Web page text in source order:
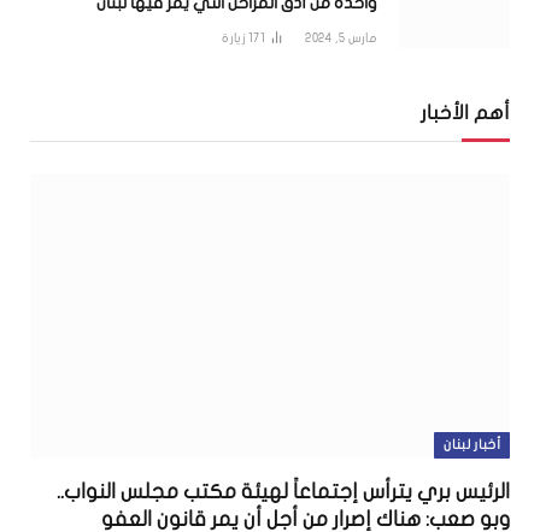
مارس 5, 2024 171 زيارة
أهم الأخبار
أخبار لبنان
الرئيس بري يترأس إجتماعاً لهيئة مكتب مجلس النواب..
وبو صعب: هناك إصرار من أجل أن يمر قانون العفو